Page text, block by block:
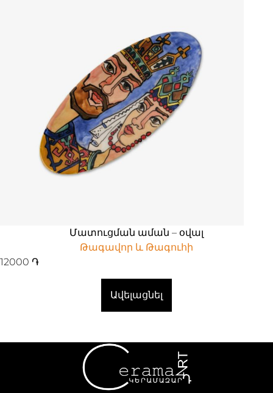
Մատուցման աման – օվալ
Թագավոր և Թագուհի
12000 ֏
Ավելացնել